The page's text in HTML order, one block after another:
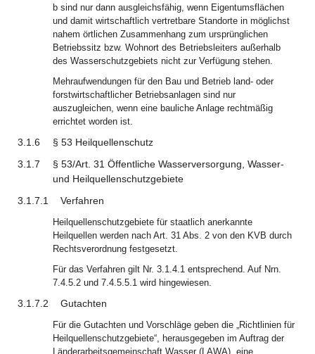
b sind nur dann ausgleichsfähig, wenn Eigentumsflächen
und damit wirtschaftlich vertretbare Standorte in möglichst
nahem örtlichen Zusammenhang zum ursprünglichen
Betriebssitz bzw. Wohnort des Betriebsleiters außerhalb
des Wasserschutzgebiets nicht zur Verfügung stehen.
Mehraufwendungen für den Bau und Betrieb land- oder
forstwirtschaftlicher Betriebsanlagen sind nur
auszugleichen, wenn eine bauliche Anlage rechtmäßig
errichtet worden ist.
3.1.6
§ 53 Heilquellenschutz
3.1.7
§ 53/Art. 31 Öffentliche Wasserversorgung, Wasser-
und Heilquellenschutzgebiete
3.1.7.1
Verfahren
Heilquellenschutzgebiete für staatlich anerkannte
Heilquellen werden nach Art. 31 Abs. 2 von den KVB durch
Rechtsverordnung festgesetzt.
Für das Verfahren gilt Nr. 3.1.4.1 entsprechend. Auf Nrn.
7.4.5.2 und 7.4.5.5.1 wird hingewiesen.
3.1.7.2 Gutachten
Für die Gutachten und Vorschläge geben die „Richtlinien für
Heilquellenschutzgebiete“, herausgegeben im Auftrag der
Länderarbeitsgemeinschaft Wasser (LAWA), eine